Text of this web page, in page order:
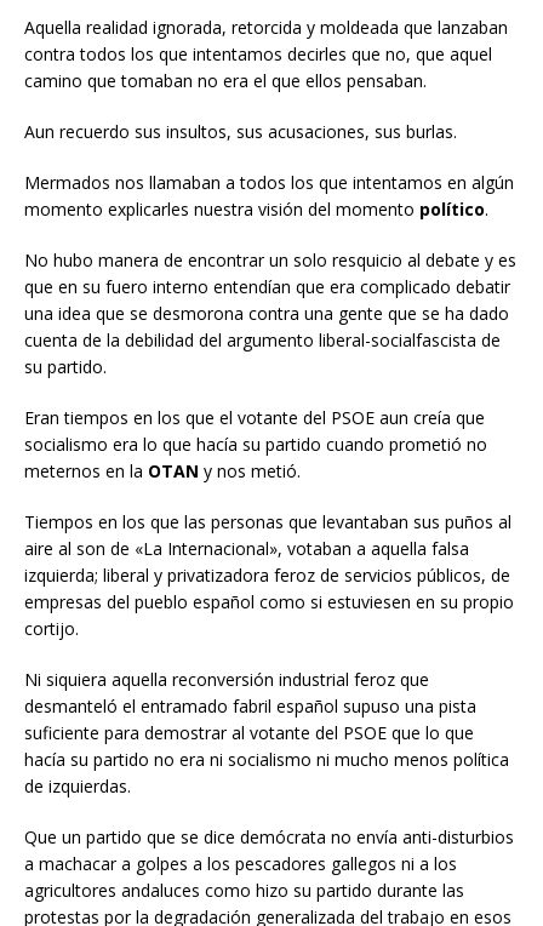
Aquella realidad ignorada, retorcida y moldeada que lanzaban
contra todos los que intentamos decirles que no, que aquel
camino que tomaban no era el que ellos pensaban.
Aun recuerdo sus insultos, sus acusaciones, sus burlas.
Mermados nos llamaban a todos los que intentamos en algún
momento explicarles nuestra visión del momento político.
No hubo manera de encontrar un solo resquicio al debate y es
que en su fuero interno entendían que era complicado debatir
una idea que se desmorona contra una gente que se ha dado
cuenta de la debilidad del argumento liberal-socialfascista de
su partido.
Eran tiempos en los que el votante del PSOE aun creía que
socialismo era lo que hacía su partido cuando prometió no
meternos en la OTAN y nos metió.
Tiempos en los que las personas que levantaban sus puños al
aire al son de «La Internacional», votaban a aquella falsa
izquierda; liberal y privatizadora feroz de servicios públicos, de
empresas del pueblo español como si estuviesen en su propio
cortijo.
Ni siquiera aquella reconversión industrial feroz que
desmanteló el entramado fabril español supuso una pista
suficiente para demostrar al votante del PSOE que lo que
hacía su partido no era ni socialismo ni mucho menos política
de izquierdas.
Que un partido que se dice demócrata no envía anti-disturbios
a machacar a golpes a los pescadores gallegos ni a los
agricultores andaluces como hizo su partido durante las
protestas por la degradación generalizada del trabajo en esos